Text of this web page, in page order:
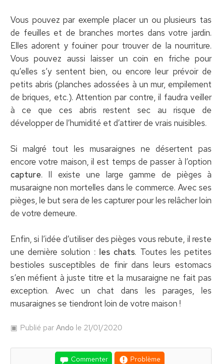
Vous pouvez par exemple placer un ou plusieurs tas
de feuilles et de branches mortes dans votre jardin.
Elles adorent y fouiner pour trouver de la nourriture.
Vous pouvez aussi laisser un coin en friche pour
qu’elles s’y sentent bien, ou encore leur prévoir de
petits abris (planches adossées à un mur, empilement
de briques, etc.). Attention par contre, il faudra veiller
à ce que ces abris restent sec au risque de
développer de l’humidité et d’attirer de vrais nuisibles.
Si malgré tout les musaraignes ne désertent pas
encore votre maison, il est temps de passer à l’option
capture. Il existe une large gamme de pièges à
musaraigne non mortelles dans le commerce. Avec ses
pièges, le but sera de les capturer pour les relâcher loin
de votre demeure.
Enfin, si l’idée d’utiliser des pièges vous rebute, il reste
une dernière solution : les chats. Toutes les petites
bestioles susceptibles de finir dans leurs estomacs
s’en méfient à juste titre et la musaraigne ne fait pas
exception. Avec un chat dans les parages, les
musaraignes se tiendront loin de votre maison !
Publié parAndo le 21/01/2020
Commenter Problème